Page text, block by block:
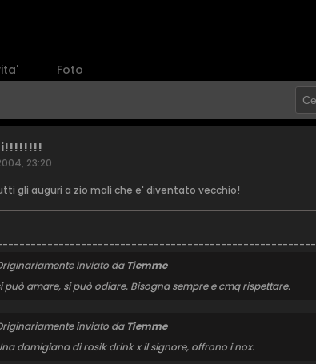
Foto
23:20
gli auguri a zio mali che e' diventato vecchio!
inviato da Tiemme
può amare, si può odiare. Bisogna sempre e cmq rispettare.
inviato da Tiemme
damigiana di rosik drink x il signore, offrono i nox.